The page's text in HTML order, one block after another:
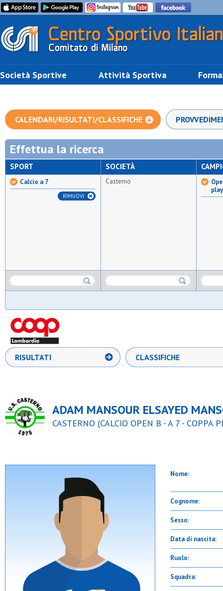
Società Sportive Attività Sportiva
CALENDARI/RISULTATI/CLASSIFICHE
Effettua la ricerca
SPORT
Calcio a 7
RIMUOVI
SOCIETÀ
Casterno
RISULTATI CLASSIFICHE
ADAM MANSOUR ELSAYED
CASTERNO (CALCIO OPEN B - A 7 - COPPA
Nome:
Cognome:
Sesso:
Data di nascita:
Ruolo:
Squadra: